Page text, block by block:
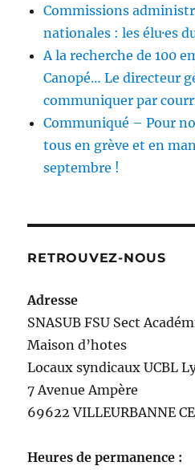
Commissions
nationales : les élu·es
A la recherche de 100
Canopé… Le directeur
communiquer par
Communiqué – Pour
tous en grève et en
septembre !
RETROUVEZ-NOUS
Adresse
SNASUB FSU Sect
Maison d’hotes
Locaux syndicaux UCBL
7 Avenue Ampère
69622 VILLEURBANNE
Heures de permanence :